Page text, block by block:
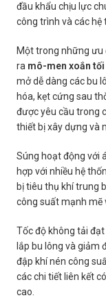
đầu khẩu chịu lực
công trình và các hệ
Một trong những ưu
ra mô-men xoắn
mở dễ dàng các bu
hóa, kẹt cứng sau
được yêu cầu trong
thiết bị xây dựng và
Súng hoạt động với
hợp với nhiều hệ
bị tiêu thụ khí trung
công suất mạnh mẽ
Tốc độ không tải đạt
lắp bu lông và giảm
đập khí nén công
các chi tiết liên kết
cao.